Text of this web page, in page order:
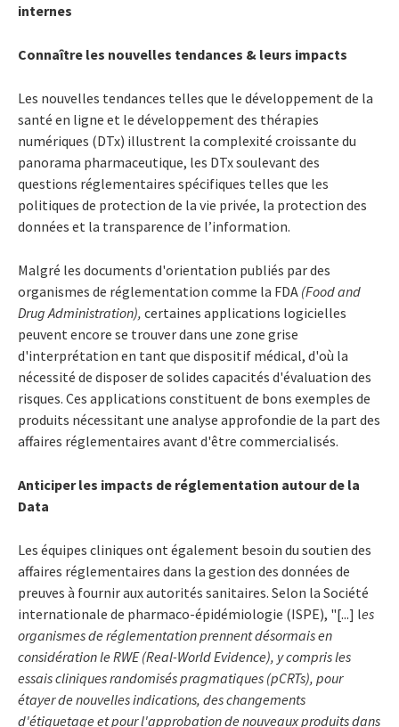
internes
Connaître les nouvelles tendances & leurs impacts
Les nouvelles tendances telles que le développement de la
santé en ligne et le développement des thérapies
numériques (DTx) illustrent la complexité croissante du
panorama pharmaceutique, les DTx soulevant des
questions réglementaires spécifiques telles que les
politiques de protection de la vie privée, la protection des
données et la transparence de l’information.
Malgré les documents d'orientation publiés par des
organismes de réglementation comme la FDA (Food and
Drug Administration), certaines applications logicielles
peuvent encore se trouver dans une zone grise
d'interprétation en tant que dispositif médical, d'où la
nécessité de disposer de solides capacités d'évaluation des
risques. Ces applications constituent de bons exemples de
produits nécessitant une analyse approfondie de la part des
affaires réglementaires avant d'être commercialisés.
Anticiper les impacts de réglementation autour de la
Data
Les équipes cliniques ont également besoin du soutien des
affaires réglementaires dans la gestion des données de
preuves à fournir aux autorités sanitaires. Selon la Société
internationale de pharmaco-épidémiologie (ISPE), "[...] les
organismes de réglementation prennent désormais en
considération le RWE (Real-World Evidence), y compris les
essais cliniques randomisés pragmatiques (pCRTs), pour
étayer de nouvelles indications, des changements
d'étiquetage et pour l'approbation de nouveaux produits dans